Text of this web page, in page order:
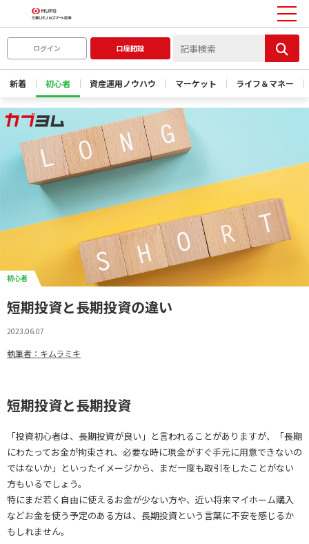
ログイン 口座開設
新着 初心者 資産運用ノウハウ マーケット ライフ＆マネー
初心者
短期投資と長期投資の違い
2023.06.07
執筆者：キムラミキ
短期投資と長期投資
「投資初心者は、長期投資が良い」と言われることがありますが、「長期
にわたってお金が拘束され、必要な時に現金がすぐ手元に用意できないの
ではないか」といったイメージから、まだ一度も取引をしたことがない
方もいるでしょう。
特にまだ若く自由に使えるお金が少ない方や、近い将来マイホーム購入
などお金を使う予定のある方は、長期投資という言葉に不安を感じるか
もしれません。